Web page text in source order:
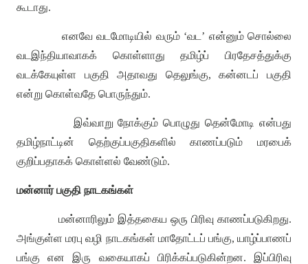
கூடாது.
எனவே வடமோடியில் வரும்‘வட ’ என்னும் சொல்லை
வடஇந்தியாவாகக் கொள்ளாது தமிழ்ப் பிரதேசத்துக்கு
வடக்கேயுள்ள பகுதி அதாவது தெலுங்கு,கன்னடப் பகுதி
என்று கொள்வதே பொருந்தும்.
இவ்வாறு நோக்கும் பொழுது தென்மோடி என்பது
தமிழ்நாட்டின் தெற்குப்பகுதிகளில் காணப்படும் மரபைக்
குறிப்பதாகக் கொள்ளல் வேண்டும்.
மன்னார் பகுதி நாடகங்கள்
மன்னாரிலும் இத்தகைய ஒரு பிரிவு காணப்படுகிறது.
அங்குள்ள மரபு வழி நாடகங்கள் மாதோட்டப் பங்கு,யாழ்ப்பாணப்
பங்கு என இரு வகையாகப் பிரிக்கப்படுகின்றன. இப்பிரிவு